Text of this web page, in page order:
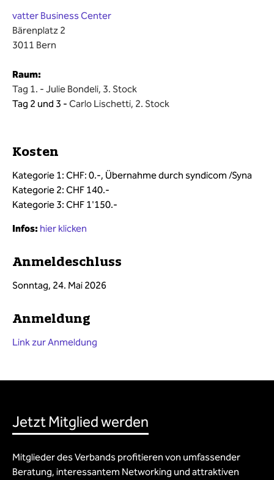
vatter Business Center
Bärenplatz 2
3011 Bern
Raum:
Tag 1. - Julie Bondeli, 3. Stock
Tag 2 und 3 - Carlo Lischetti, 2. Stock
Kosten
Kategorie 1: CHF: 0.-, Übernahme durch syndicom /Syna
Kategorie 2: CHF 140.-
Kategorie 3: CHF 1'150.-
Infos: hier klicken
Anmeldeschluss
Sonntag, 24. Mai 2026
Anmeldung
Link zur Anmeldung
Jetzt Mitglied werden
Mitglieder des Verbands profitieren von umfassender
Beratung, interessantem Networking und attraktiven